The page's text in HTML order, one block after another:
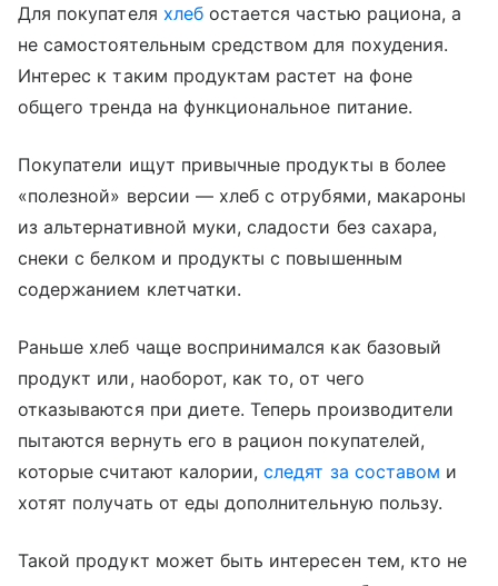
Для покупателя хлебостается частью рациона, а
не самостоятельным средством для похудения.
Интерес к таким продуктам растет на фоне
общего тренда на функциональное питание.
Покупатели ищут привычные продукты в более
«полезной» версии — хлеб с отрубями, макароны
из альтернативной муки, сладости без сахара,
снеки с белком и продукты с повышенным
содержанием клетчатки.
Раньше хлеб чаще воспринимался как базовый
продукт или, наоборот, как то, от чего
отказываются при диете. Теперь производители
пытаются вернуть его в рацион покупателей,
которые считают калории,следят за составом и
хотят получать от еды дополнительную пользу.
Такой продукт может быть интересен тем, кто не